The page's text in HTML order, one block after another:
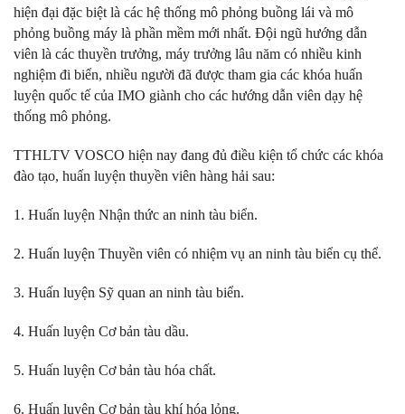
hiện đại đặc biệt là các hệ thống mô phỏng buồng lái và mô
phỏng buồng máy là phần mềm mới nhất. Đội ngũ hướng dẫn
viên là các thuyền trưởng, máy trưởng lâu năm có nhiều kinh
nghiệm đi biển, nhiều người đã được tham gia các khóa huấn
luyện quốc tế của IMO giành cho các hướng dẫn viên dạy hệ
thống mô phỏng.
TTHLTV VOSCO hiện nay đang đủ điều kiện tổ chức các khóa
đào tạo, huấn luyện thuyền viên hàng hải sau:
1. Huấn luyện Nhận thức an ninh tàu biển.
2. Huấn luyện Thuyền viên có nhiệm vụ an ninh tàu biển cụ thể.
3. Huấn luyện Sỹ quan an ninh tàu biển.
4. Huấn luyện Cơ bản tàu dầu.
5. Huấn luyện Cơ bản tàu hóa chất.
6. Huấn luyện Cơ bản tàu khí hóa lỏng.